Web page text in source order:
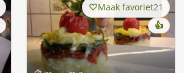
Maak favoriet21
👍